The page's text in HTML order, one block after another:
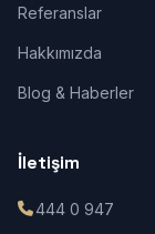
Referanslar
Hakkımızda
Blog & Haberler
İletişim
444 0 947